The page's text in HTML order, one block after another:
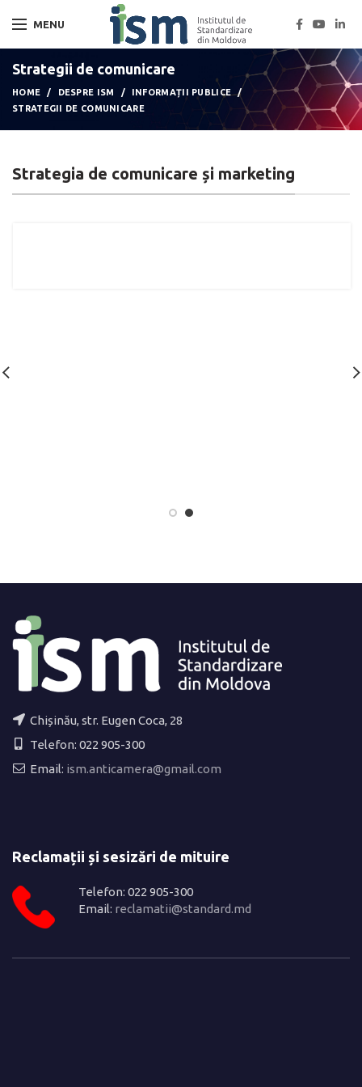
MENU
Strategii de comunicare
HOME DESPRE ISM
INFORMAȚII PUBLICE
STRATEGII DE COMUNICARE
Strategia de comunicare și marketing
Chișinău, str. Eugen Coca, 28
Telefon: 022 905-300
Email: ism.anticamera@gmail.com
Reclamații și sesizări de mituire
Telefon: 022 905-300
Email: reclamatii@standard.md